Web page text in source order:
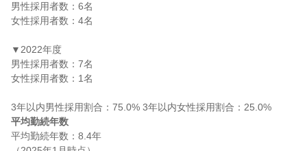
男性採用者数：6名
女性採用者数：4名
▼2022年度
男性採用者数：7名
女性採用者数：1名
平均勤続年数
平均勤続年数：8.4年